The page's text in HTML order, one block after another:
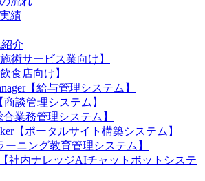
績
介
術サービス業向け】
食店向け】
【給与管理システム】
商談管理システム】
業務管理システム】
【ポータルサイト構築システム】
ーニング教育管理システム】
社内ナレッジAIチャットボットシステ